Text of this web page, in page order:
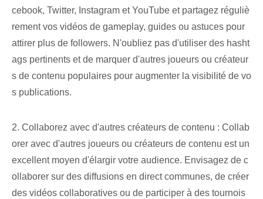
cebook, Twitter, Instagram et YouTube et partagez réguliè
rement vos vidéos de gameplay, guides ou astuces pour
attirer plus de followers. N'oubliez pas d'utiliser des hasht
ags pertinents et de marquer d'autres joueurs ou créateur
s de contenu populaires pour augmenter la visibilité de vo
s publications.
2. Collaborez avec d'autres créateurs de contenu : Collab
orer avec d'autres joueurs ou créateurs de contenu est un
excellent moyen d'élargir votre audience. Envisagez de c
ollaborer sur des diffusions en direct communes, de créer
des vidéos collaboratives ou de participer à des tournois